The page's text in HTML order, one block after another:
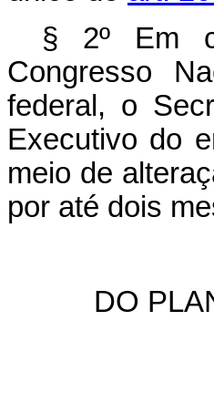
§ 2º Em
Congresso
federal, o
Executivo do
meio de
por até dois
DO